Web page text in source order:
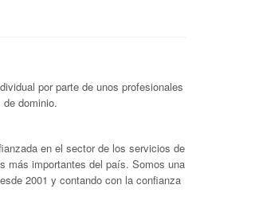
por parte de unos profesionales
dominio.
en el sector de los servicios de
más importantes del país. Somos una
2001 y contando con la confianza